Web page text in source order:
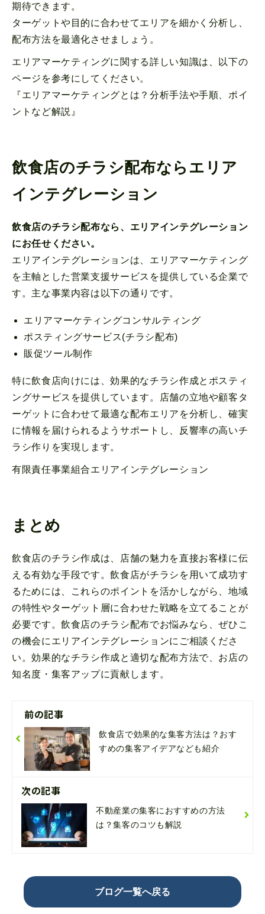
期待できます。
ターゲットや目的に合わせてエリアを細かく分析し、
配布方法を最適化させましょう。
エリアマーケティングに関する詳しい知識は、以下の
ページを参考にしてください。
『エリアマーケティングとは？分析手法や手順、ポイ
ントなど解説 』
飲食店のチラシ配布ならエリア
インテグレーション
飲食店のチラシ配布なら、エリアインテグレーション
にお任せください。
エリアインテグレーションは、エリアマーケティング
を主軸とした営業支援サービスを提供している企業で
す。主な事業内容は以下の通りです。
エリアマーケティングコンサルティング
ポスティングサービス(チラシ配布)
販促ツール制作
特に飲食店向けには、効果的なチラシ作成とポスティ
ングサービスを提供しています。店舗の立地や顧客タ
ーゲットに合わせて最適な配布エリアを分析し、確実
に情報を届けられるようサポートし、反響率の高いチ
ラシ作りを実現します。
有限責任事業組合エリアインテグレーション
まとめ
飲食店のチラシ作成は、店舗の魅力を直接お客様に伝
える有効な手段です。飲食店がチラシを用いて成功す
るためには、これらのポイントを活かしながら、地域
の特性やターゲット層に合わせた戦略を立てることが
必要です。飲食店のチラシ配布でお悩みなら、ぜひこ
の機会にエリアインテグレーションにご相談くださ
い。効果的なチラシ作成と適切な配布方法で、お店の
知名度・集客アップに貢献します。
前の記事
飲食店で効果的な集客方法は？おす
すめの集客アイデアなども紹介
次の記事
不動産業の集客におすすめの方法
は？集客のコツも解説
ブログ一覧へ戻る